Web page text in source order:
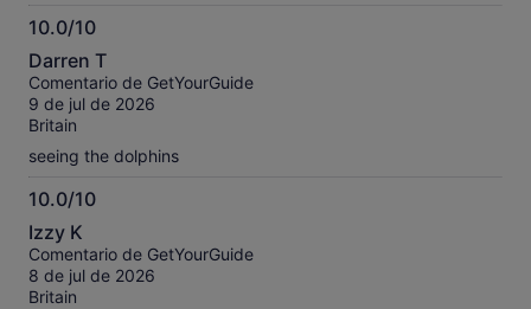
10.0/10
10.0
sobre
10
Darren T
Comentario de GetYourGuide
9 de jul de 2026
Britain
seeing the dolphins
10.0/10
10.0
sobre
10
Izzy K
Comentario de GetYourGuide
8 de jul de 2026
Britain